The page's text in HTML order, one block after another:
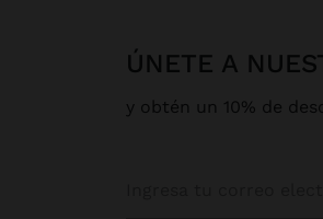
ÚNETE A
y obtén un 10% de